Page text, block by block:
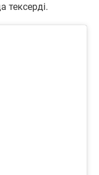
тексерді.